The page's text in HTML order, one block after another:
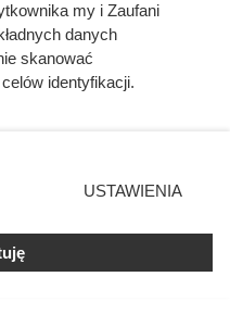
i od
na
my i Zaufani
danych
skanować
identyfikacji.
ustawień prywatności
rogu strony
wymagają zgody
się takiemu
miały zastosowania tylko
USTAWIENIA